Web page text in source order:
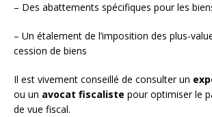
– Des abattements spécifiques pour les
– Un étalement de l’imposition des plus-
cession de biens
Il est vivement conseillé de consulter un
ou un avocat fiscaliste pour optimiser le
de vue fiscal.